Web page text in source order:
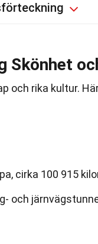
Skönhet
och rika kultur.
cirka 100 915
och